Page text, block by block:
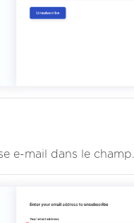
e-mail dans le champ.